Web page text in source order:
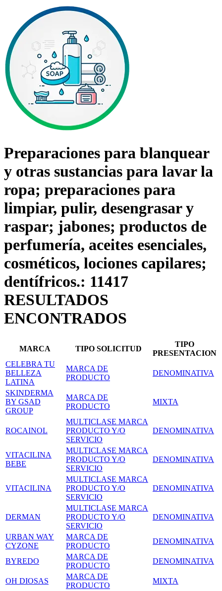
Preparaciones para blanquear
y otras sustancias para lavar la
ropa; preparaciones para
limpiar, pulir, desengrasar y
raspar; jabones; productos de
perfumería, aceites esenciales,
cosméticos, lociones capilares;
dentífricos.: 11417
RESULTADOS
ENCONTRADOS
MARCA TIPO SOLICITUD
TIPO
PRESENTACION
CELEBRA TU
BELLEZA
LATINA
MARCA DE
PRODUCTO
DENOMINATIVA
SKINDERMA
BY GSAD
GROUP
MARCA DE
PRODUCTO
MIXTA
ROCAINOL
MULTICLASE MARCA
PRODUCTO Y/O
SERVICIO
DENOMINATIVA
VITACILINA
BEBE
MULTICLASE MARCA
PRODUCTO Y/O
SERVICIO
DENOMINATIVA
VITACILINA
MULTICLASE MARCA
PRODUCTO Y/O
SERVICIO
DENOMINATIVA
DERMAN
MULTICLASE MARCA
PRODUCTO Y/O
SERVICIO
DENOMINATIVA
URBAN WAY
CYZONE
MARCA DE
PRODUCTO
DENOMINATIVA
BYREDO
MARCA DE
PRODUCTO
DENOMINATIVA
OH DIOSAS
MARCA DE
PRODUCTO
MIXTA